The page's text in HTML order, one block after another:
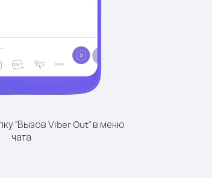
"Вызов Viber Out" в меню
чата